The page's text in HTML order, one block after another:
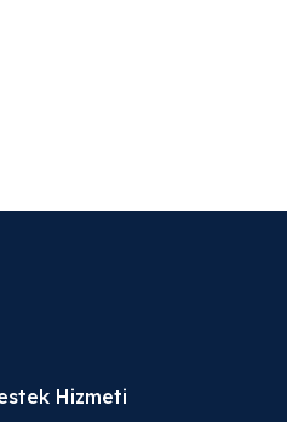
Hizmeti